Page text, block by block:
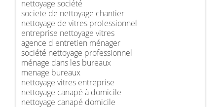
nettoyage société
societe de nettoyage chantier
nettoyage de vitres professionnel
entreprise nettoyage vitres
agence d entretien ménager
société nettoyage professionnel
ménage dans les bureaux
menage bureaux
nettoyage vitres entreprise
nettoyage canapé à domicile
nettoyage canapé domicile